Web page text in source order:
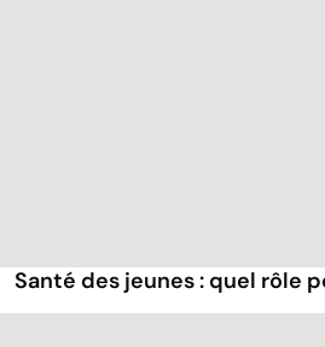
Santé des jeunes : quel rôle